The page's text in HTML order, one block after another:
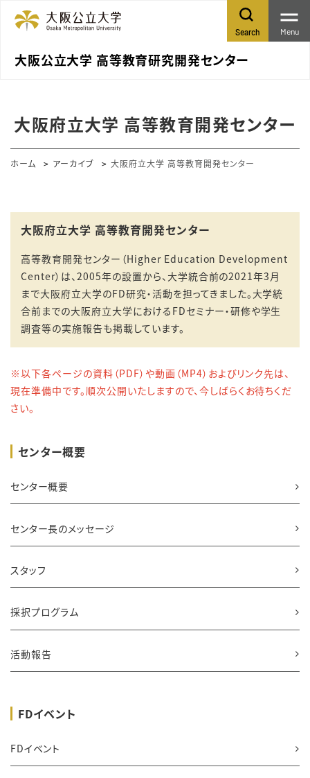
大阪公立大学 高等教育研究開発センター
Search Menu
大阪府立大学 高等教育開発センター
ホーム アーカイブ 大阪府立大学 高等教育開発センター
大阪府立大学 高等教育開発センター
高等教育開発センター（Higher Education Development
Center）は、2005年の設置から、大学統合前の2021年3月
まで大阪府立大学のFD研究・活動を担ってきました。大学統
合前までの大阪府立大学におけるFDセミナー・研修や学生
調査等の実施報告も掲載しています。
※以下各ページの資料（PDF）や動画（MP4）およびリンク先は、
現在準備中です。順次公開いたしますので、今しばらくお待ちくだ
さい。
センター概要
センター概要
センター長のメッセージ
スタッフ
採択プログラム
活動報告
FDイベント
FDイベント